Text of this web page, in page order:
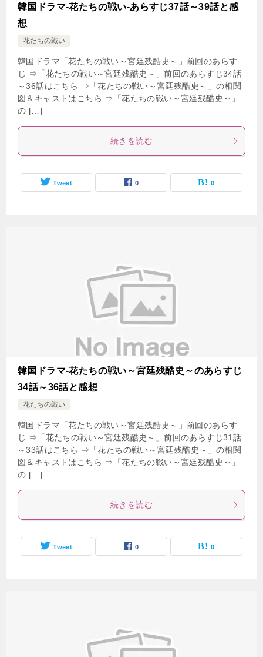
韓国ドラマ-花たちの戦い-あらすじ37話～39話と感
想
花たちの戦い
韓国ドラマ「花たちの戦い～宮廷残酷史～」前回のあらす
じ ⇒「花たちの戦い～宮廷残酷史～」前回のあらすじ34話
～36話はこちら ⇒「花たちの戦い～宮廷残酷史～」の相関
図＆キャストはこちら ⇒「花たちの戦い～宮廷残酷史～」
の […]
続きを読む
Tweet 0 0
韓国ドラマ-花たちの戦い～宮廷残酷史～のあらすじ
34話～36話と感想
花たちの戦い
韓国ドラマ「花たちの戦い～宮廷残酷史～」前回のあらす
じ ⇒「花たちの戦い～宮廷残酷史～」前回のあらすじ31話
～33話はこちら ⇒「花たちの戦い～宮廷残酷史～」の相関
図＆キャストはこちら ⇒「花たちの戦い～宮廷残酷史～」
の […]
続きを読む
Tweet 0 0